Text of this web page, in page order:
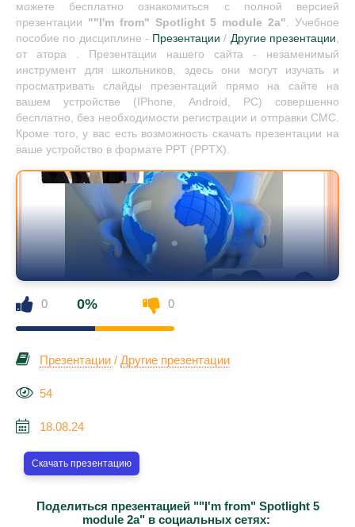
можете бесплатно ознакомиться с полной версией
презентации ""I'm from" Spotlight 5 module 2a". Учебное
пособие по дисциплине - Презентации / Другие презентации,
от атора . Презентации нашего сайта - незаменимый
инструмент для школьников, здесь они могут изучать и
просматривать слайды презентаций прямо на сайте на
вашем устройстве (IPhone, Android, PC) совершенно
бесплатно, без необходимости регистрации и отправки СМС.
Кроме того, у вас есть возможность скачать презентации на
ваше устройство в формате PPT (PPTX).
0 0% 0
Презентации / Другие презентации
54
18.08.24
Скачать презентацию
Поделиться презентацией ""I'm from" Spotlight 5
module 2a" в социальных сетях: